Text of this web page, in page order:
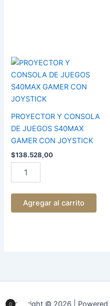
PROYECTOR Y CONSOLA
DE JUEGOS S40MAX
GAMER CON JOYSTICK
$138.528,00
PROYECTOR
Y
DE
JUEGOS
GAMER
CON
JOYSTICK
cantidad
Agregar al carrito
Copyright © 2026 | Powered
0